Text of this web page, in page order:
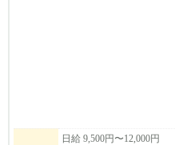
日給 9,500円〜12,000円